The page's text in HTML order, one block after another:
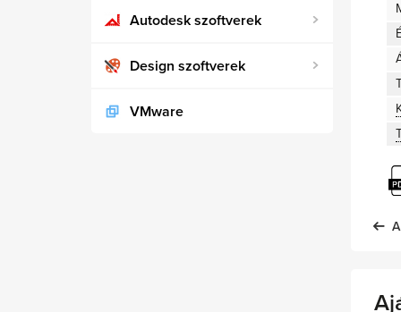
Autodesk szoftverek
Design szoftverek
VMware